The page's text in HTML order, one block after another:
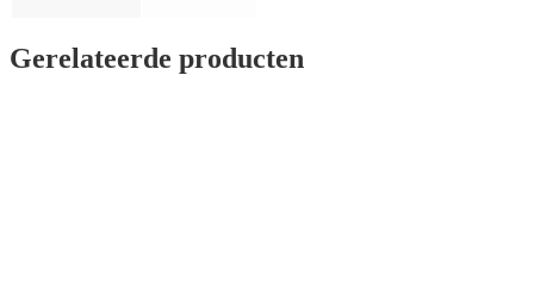
Gerelateerde producten